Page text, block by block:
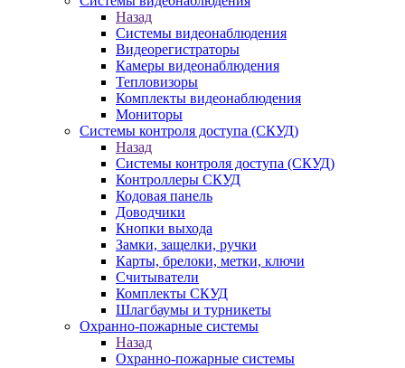
Назад
Системы видеонаблюдения
Видеорегистраторы
Камеры видеонаблюдения
Тепловизоры
Комплекты видеонаблюдения
Мониторы
Системы контроля доступа (СКУД)
Назад
Системы контроля доступа (СКУД)
Контроллеры СКУД
Кодовая панель
Доводчики
Кнопки выхода
Замки, защелки, ручки
Карты, брелоки, метки, ключи
Считыватели
Комплекты СКУД
Шлагбаумы и турникеты
Охранно-пожарные системы
Назад
Охранно-пожарные системы